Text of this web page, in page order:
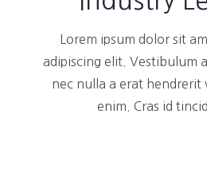
Lorem ipsum dolor sit
adipiscing elit. Vestibulum
nec nulla a erat hendrerit
enim. Cras id